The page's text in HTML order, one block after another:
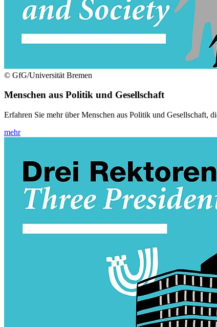
© GfG/Universität Bremen
Menschen aus Politik und Gesellschaft
Erfahren Sie mehr über Menschen aus Politik und Gesellschaft,
mehr